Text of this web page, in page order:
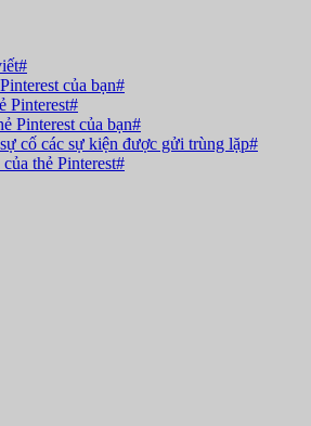
của bạn#
Pinterest#
Pinterest của bạn#
cố các sự kiện được gửi trùng lặp#
thẻ Pinterest#